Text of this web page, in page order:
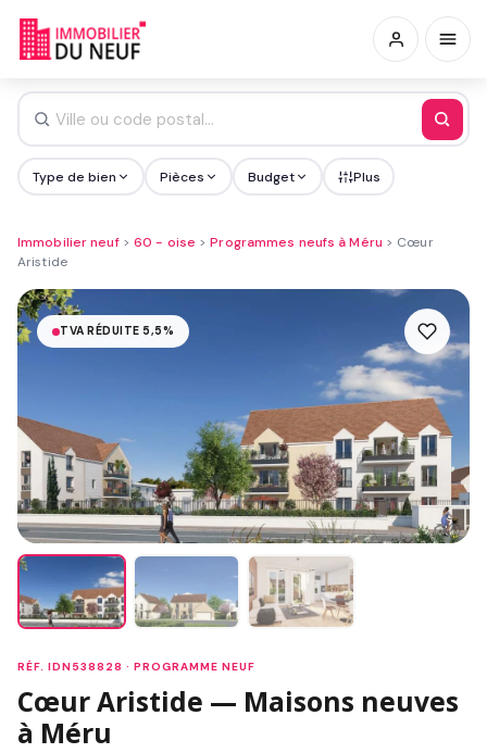
Type de bien Pièces Budget Plus
Immobilier neuf> 60 - oise >Programmes neufs à Méru > Cœur
Aristide
TVA RÉDUITE 5,5%
RÉF. IDN538828 · PROGRAMME NEUF
Cœur Aristide — Maisons neuves
à Méru